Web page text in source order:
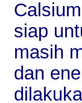
siap
masih
dan